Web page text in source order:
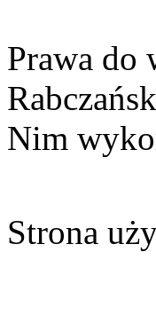
Prawa do
Nim
Strona